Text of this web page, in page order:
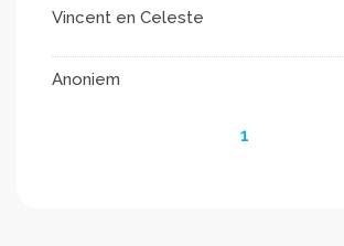
Vincent en Celeste
Anoniem
1